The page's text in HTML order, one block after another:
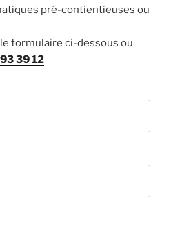
pré-contientieuses ou
formulaire ci-dessous ou
39 12